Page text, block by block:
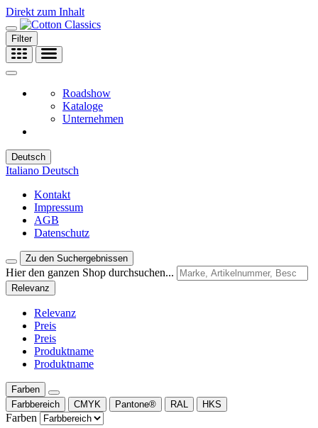
Direkt zum Inhalt
Filter
Roadshow
Kataloge
Unternehmen
Deutsch
Italiano Deutsch
Kontakt
Impressum
AGB
Datenschutz
Zu den Suchergebnissen
Hier den ganzen Shop durchsuchen...
Relevanz
Relevanz
Preis
Preis
Produktname
Produktname
Farben
Farbbereich
CMYK Pantone® RAL HKS
Farben